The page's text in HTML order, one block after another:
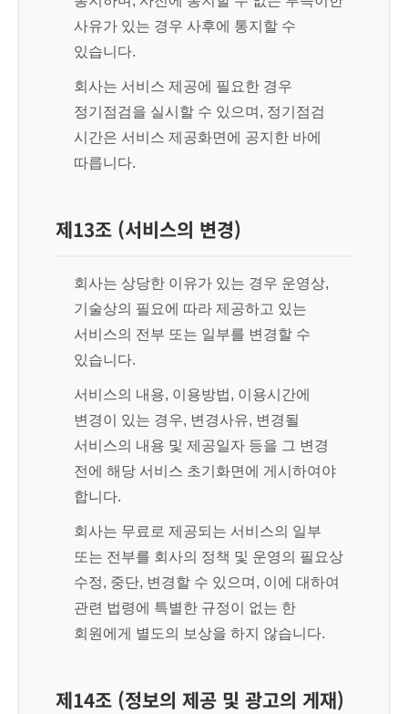
사유가 있는 경우 사후에 통지할 수
있습니다.
회사는 서비스 제공에 필요한 경우
정기점검을 실시할 수 있으며, 정기점검
시간은 서비스 제공화면에 공지한 바에
따릅니다.
제13조 (서비스의 변경)
회사는 상당한 이유가 있는 경우 운영상,
기술상의 필요에 따라 제공하고 있는
서비스의 전부 또는 일부를 변경할 수
있습니다.
서비스의 내용, 이용방법, 이용시간에
변경이 있는 경우, 변경사유, 변경될
서비스의 내용 및 제공일자 등을 그 변경
전에 해당 서비스 초기화면에 게시하여야
합니다.
회사는 무료로 제공되는 서비스의 일부
또는 전부를 회사의 정책 및 운영의 필요상
수정, 중단, 변경할 수 있으며, 이에 대하여
관련 법령에 특별한 규정이 없는 한
회원에게 별도의 보상을 하지 않습니다.
제14조 (정보의 제공 및 광고의 게재)